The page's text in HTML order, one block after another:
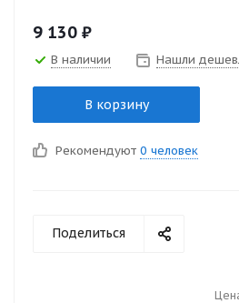
9 130 ₽
В наличии Нашли
В корзину
Рекомендуют 0 человек
Поделиться